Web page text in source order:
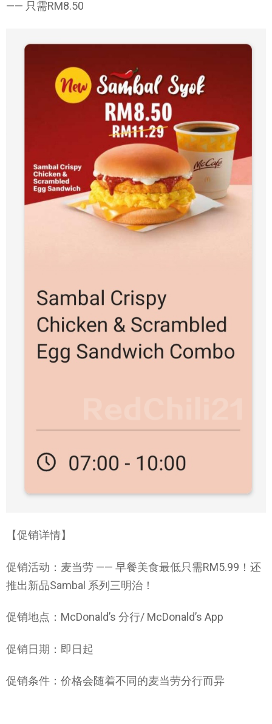
—— 只需RM8.50
【促销详情】
促销活动：麦当劳 —— 早餐美食最低只需RM5.99！还
推出新品Sambal 系列三明治！
促销地点：McDonald’s 分行/ McDonald’s App
促销日期：即日起
促销条件：价格会随着不同的麦当劳分行而异